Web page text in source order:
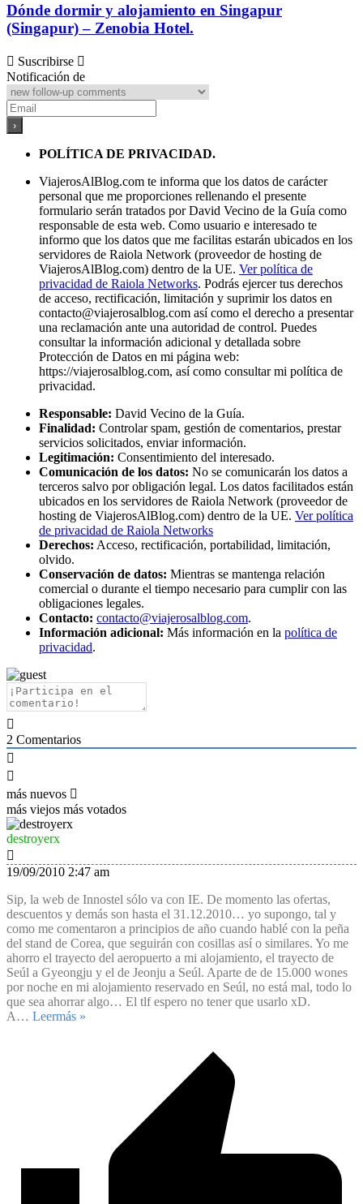
Dónde dormir y alojamiento en Singapur
(Singapur) – Zenobia Hotel.
Suscribirse
Notificación de
POLÍTICA DE PRIVACIDAD.
ViajerosAlBlog.com te informa que los datos de carácter
personal que me proporciones rellenando el presente
formulario serán tratados por David Vecino de la Guía como
responsable de esta web. Como usuario e interesado te
informo que los datos que me facilitas estarán ubicados en los
servidores de Raiola Network (proveedor de hosting de
ViajerosAlBlog.com) dentro de la UE. Ver política de
privacidad de Raiola Networks. Podrás ejercer tus derechos
de acceso, rectificación, limitación y suprimir los datos en
contacto@viajerosalblog.com así como el derecho a presentar
una reclamación ante una autoridad de control. Puedes
consultar la información adicional y detallada sobre
Protección de Datos en mi página web:
https://viajerosalblog.com, así como consultar mi política de
privacidad.
Responsable: David Vecino de la Guía.
Finalidad: Controlar spam, gestión de comentarios, prestar
servicios solicitados, enviar información.
Legitimación: Consentimiento del interesado.
Comunicación de los datos: No se comunicarán los datos a
terceros salvo por obligación legal. Los datos facilitados están
ubicados en los servidores de Raiola Network (proveedor de
hosting de ViajerosAlBlog.com) dentro de la UE. Ver política
de privacidad de Raiola Networks
Derechos: Acceso, rectificación, portabilidad, limitación,
olvido.
Conservación de datos: Mientras se mantenga relación
comercial o durante el tiempo necesario para cumplir con las
obligaciones legales.
Contacto: contacto@viajerosalblog.com.
Información adicional: Más información en la política de
privacidad.
2 Comentarios
más nuevos
más viejos más votados
destroyerx
19/09/2010 2:47 am
Sip, la web de Innostel sólo va con IE. De momento las ofertas,
descuentos y demás son hasta el 31.12.2010… yo supongo, tal y
como me comentaron a principios de año cuando hablé con la peña
del stand de Corea, que seguirán con cosillas así o similares. Yo me
ahorro el trayecto del aeropuerto a mi alojamiento, el trayecto de
Seúl a Gyeongju y el de Jeonju a Seúl. Aparte de de 15.000 wones
por noche en mi alojamiento reservado en Seúl, no está mal, todo lo
que sea ahorrar algo… El tlf espero no tener que usarlo xD.
A… Leermás »